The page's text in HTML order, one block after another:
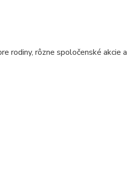
rodiny, rôzne spoločenské akcie